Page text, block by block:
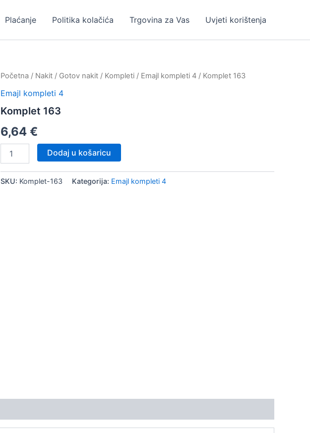
Plaćanje Politika kolačića Trgovina za Vas Uvjeti korištenja
Početna / Nakit / Gotov nakit / Kompleti / Emajl kompleti 4 / Komplet 163
Emajl kompleti 4
Komplet 163
6,64 €
163
Dodaj u košaricu
SKU: Komplet-163 Kategorija: Emajl kompleti 4